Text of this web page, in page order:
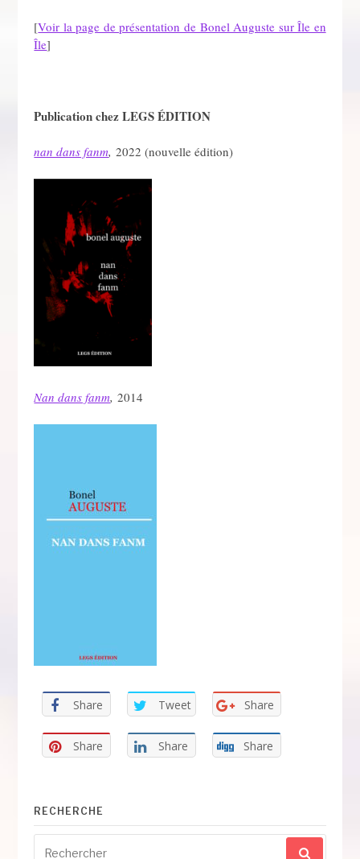
[Voir la page de présentation de Bonel Auguste sur Île en
Île]
Publication chez LEGS ÉDITION
nan dans fanm,2022 (nouvelle édition)
Nan dans fanm,2014
Share Tweet Share
Share Share Share
RECHERCHE
pour